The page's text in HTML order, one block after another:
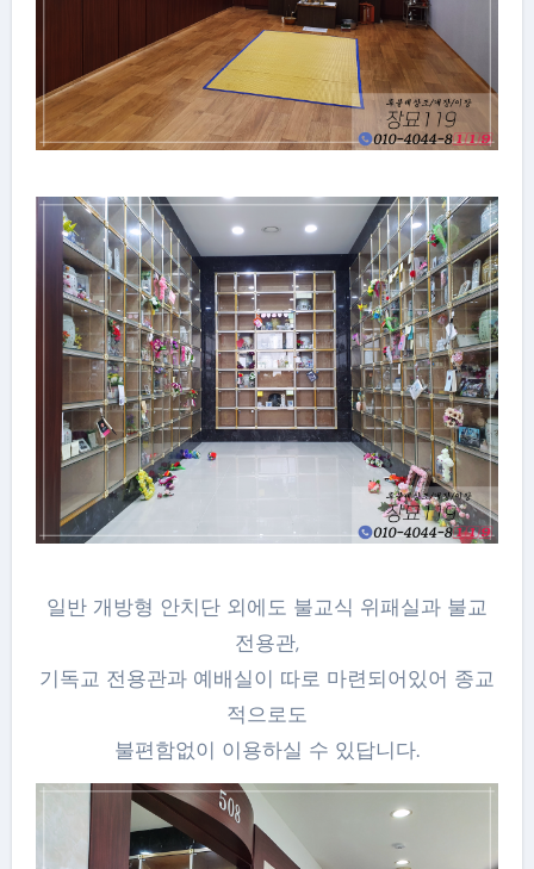
일반 개방형 안치단 외에도 불교식 위패실과 불교
전용관,
기독교 전용관과 예배실이 따로 마련되어있어 종교
적으로도
불편함없이 이용하실 수 있답니다.